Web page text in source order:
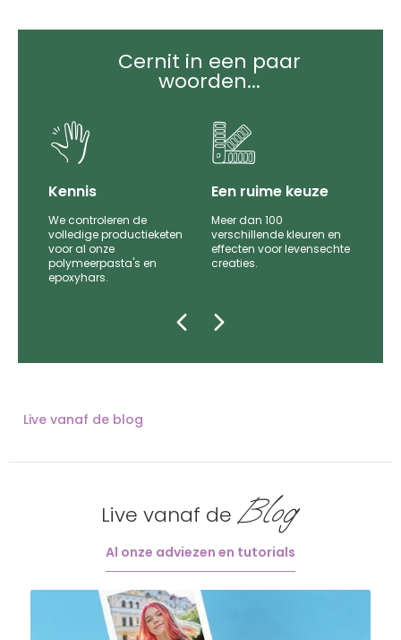
Cernit in een paar
woorden...
Kennis
We controleren de
volledige productieketen
voor al onze
polymeerpasta's en
epoxyhars.
Een ruime keuze
Meer dan 100
verschillende kleuren en
effecten voor levensechte
creaties.
Live vanaf de blog
Live vanaf de Blog
Al onze adviezen en tutorials